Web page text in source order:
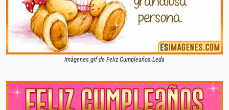
Imágenes gif de Feliz Cumpleaños Leda